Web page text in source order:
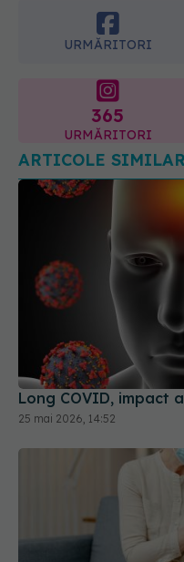
365
ARTICOLE
Long COVID, impact
25 mai 2026, 14:52